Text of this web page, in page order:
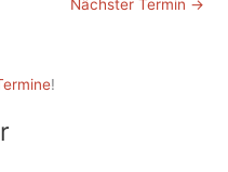
Nächster Termin →
!